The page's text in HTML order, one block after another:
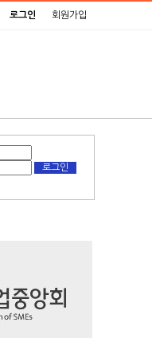
회원가입
로그인